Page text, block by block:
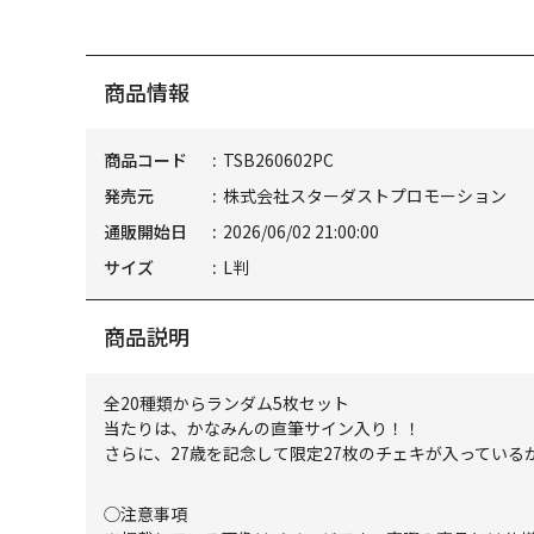
商品情報
商品コード
TSB260602PC
発売元
株式会社スターダストプロモーション
通販開始日
2026/06/02 21:00:00
サイズ
L判
商品説明
全20種類からランダム5枚セット
当たりは、かなみんの直筆サイン入り！！
さらに、27歳を記念して限定27枚のチェキが入っている
◯注意事項